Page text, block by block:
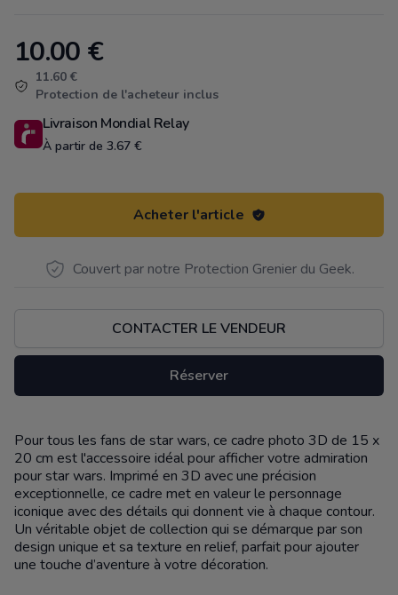
Product information
10.00 €
11.60 €
Protection de l'acheteur inclus
Livraison Mondial Relay
À partir de 3.67 €
Acheter l'article
Couvert par notre Protection Grenier du Geek.
CONTACTER LE VENDEUR
Réserver
Description
Pour tous les fans de star wars, ce cadre photo 3D de 15 x
20 cm est l'accessoire idéal pour afficher votre admiration
pour star wars. Imprimé en 3D avec une précision
exceptionnelle, ce cadre met en valeur le personnage
iconique avec des détails qui donnent vie à chaque contour.
Un véritable objet de collection qui se démarque par son
design unique et sa texture en relief, parfait pour ajouter
une touche d’aventure à votre décoration.